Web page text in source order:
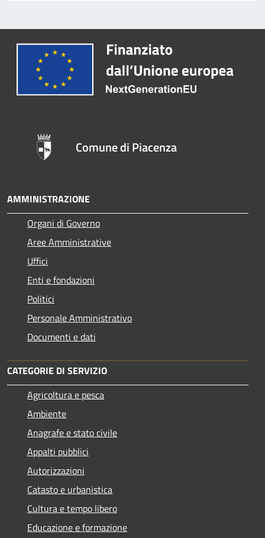
Comune di Piacenza
AMMINISTRAZIONE
Organi di Governo
Aree Amministrative
Uffici
Enti e fondazioni
Politici
Personale Amministrativo
Documenti e dati
CATEGORIE DI SERVIZIO
Agricoltura e pesca
Ambiente
Anagrafe e stato civile
Appalti pubblici
Autorizzazioni
Catasto e urbanistica
Cultura e tempo libero
Educazione e formazione